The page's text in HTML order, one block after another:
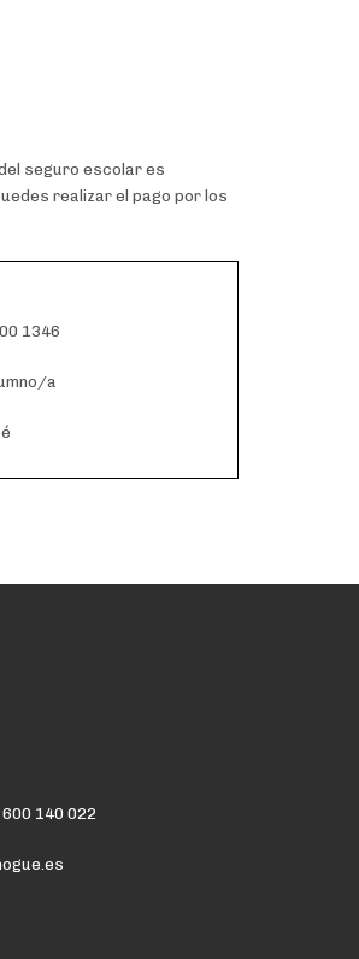
seguro escolar es
realizar el pago por los
1346
a
600 140 022